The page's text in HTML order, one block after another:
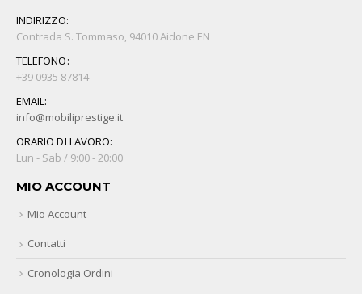
INDIRIZZO:
Contrada S. Tommaso, 94010 Aidone EN
TELEFONO:
+39 0935 87814
EMAIL:
info@mobiliprestige.it
ORARIO DI LAVORO:
Lun - Sab / 9:00 - 20:00
MIO ACCOUNT
Mio Account
Contatti
Cronologia Ordini